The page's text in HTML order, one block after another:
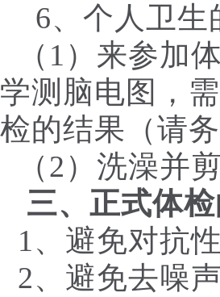
6、个人卫生
（1）来参加
学测脑电图，
检的结果（请
（2）洗澡并
三、正式体
1、避免对抗
2、避免去噪